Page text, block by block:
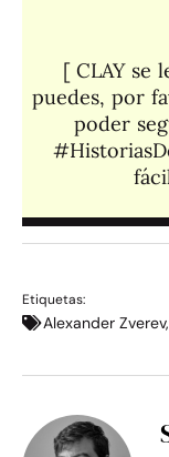
[ CLAY se
puedes, por
poder
Etiquetas:
Alexander Zverev,